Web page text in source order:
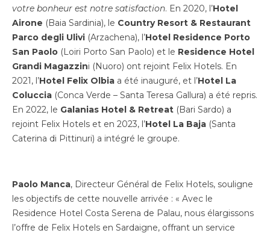
votre bonheur est notre satisfaction. En 2020, l’Hotel
Airone (Baia Sardinia), le Country Resort & Restaurant
Parco degli Ulivi (Arzachena), l’Hotel Residence Porto
San Paolo (Loiri Porto San Paolo) et le Residence Hotel
Grandi Magazzini (Nuoro) ont rejoint Felix Hotels. En
2021, l’Hotel Felix Olbia a été inauguré, et l’Hotel La
Coluccia (Conca Verde – Santa Teresa Gallura) a été repris.
En 2022, le Galanias Hotel & Retreat (Bari Sardo) a
rejoint Felix Hotels et en 2023, l’Hotel La Baja (Santa
Caterina di Pittinuri) a intégré le groupe.
Paolo Manca, Directeur Général de Felix Hotels, souligne
les objectifs de cette nouvelle arrivée : « Avec le
Residence Hotel Costa Serena de Palau, nous élargissons
l’offre de Felix Hotels en Sardaigne, offrant un service